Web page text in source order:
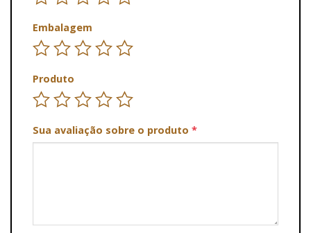
Embalagem
Produto
Sua avaliação sobre o produto *